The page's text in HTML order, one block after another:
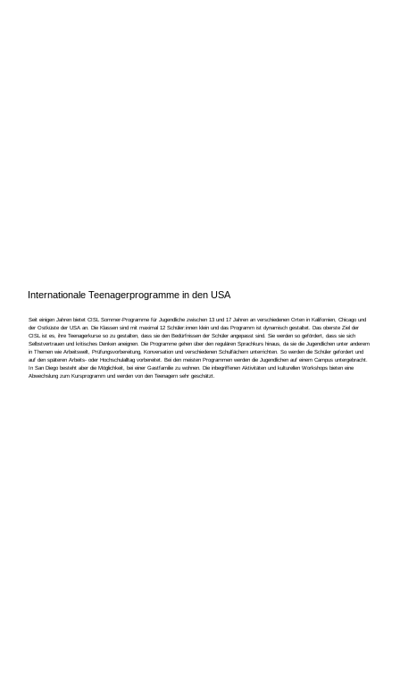
Internationale Teenagerprogramme in den USA
Seit einigen Jahren bietet CISL Sommer-Programme für Jugendliche zwischen 13 und 17 Jahren an verschiedenen Orten in Kalifornien, Chicago und
der Ostküste der USA an. Die Klassen sind mit maximal 12 Schüler:innen klein und das Programm ist dynamisch gestaltet. Das oberste Ziel der
CISL ist es, ihre Teenagerkurse so zu gestalten, dass sie den Bedürfnissen der Schüler angepasst sind. Sie werden so gefördert, dass sie sich
Selbstvertrauen und kritisches Denken aneignen. Die Programme gehen über den regulären Sprachkurs hinaus, da sie die Jugendlichen unter anderem
in Themen wie Arbeitswelt, Prüfungsvorbereitung, Konversation und verschiedenen Schulfächern unterrichten. So werden die Schüler gefordert und
auf den späteren Arbeits- oder Hochschulalltag vorbereitet. Bei den meisten Programmen werden die Jugendlichen auf einem Campus untergebracht.
In San Diego besteht aber die Möglichkeit, bei einer Gastfamilie zu wohnen. Die inbegriffenen Aktivitäten und kulturellen Workshops bieten eine
Abwechslung zum Kursprogramm und werden von den Teenagern sehr geschätzt.